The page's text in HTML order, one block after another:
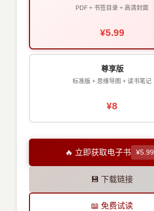
PDF + 书签目录 + 高清封面
¥5.99
尊享版
标准版 + 思维导图 + 读书笔记
¥8
🔥 立即获取电子书 ¥5.99
💾 下载链接
📖 免费试读